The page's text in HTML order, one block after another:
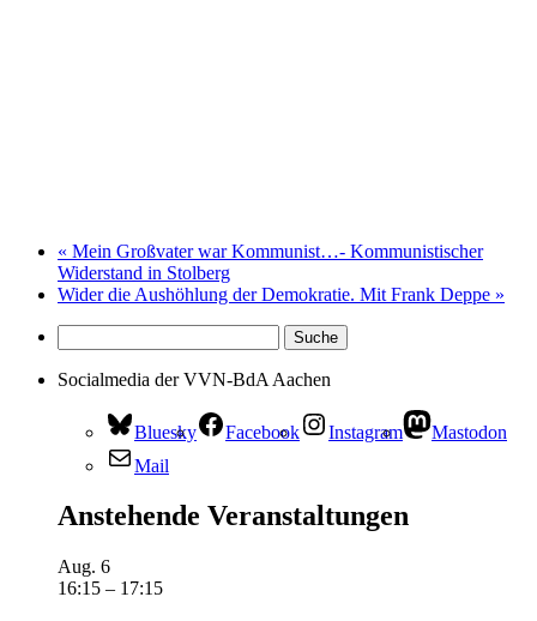
« Mein Großvater war Kommunist…- Kommunistischer
Widerstand in Stolberg
Wider die Aushöhlung der Demokratie. Mit Frank Deppe »
Socialmedia der VVN-BdA Aachen
Bluesky Facebook Instagram
Mastodon
Mail
Anstehende Veranstaltungen
Aug. 6
16:15 – 17:15